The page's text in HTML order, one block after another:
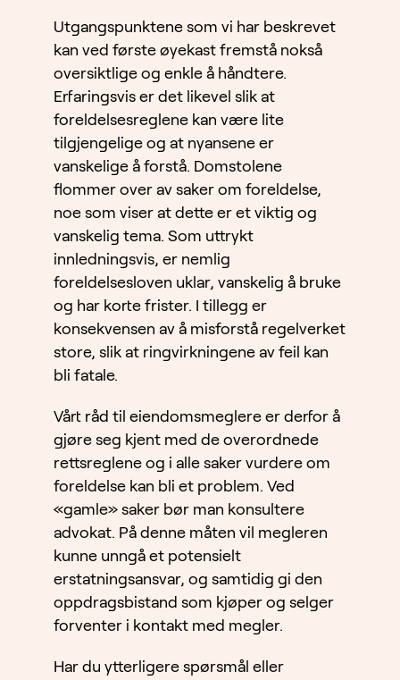
Utgangspunktene som vi har beskrevet
kan ved første øyekast fremstå nokså
oversiktlige og enkle å håndtere.
Erfaringsvis er det likevel slik at
foreldelsesreglene kan være lite
tilgjengelige og at nyansene er
vanskelige å forstå. Domstolene
flommer over av saker om foreldelse,
noe som viser at dette er et viktig og
vanskelig tema. Som uttrykt
innledningsvis, er nemlig
foreldelsesloven uklar, vanskelig å bruke
og har korte frister. I tillegg er
konsekvensen av å misforstå regelverket
store, slik at ringvirkningene av feil kan
bli fatale.
Vårt råd til eiendomsmeglere er derfor å
gjøre seg kjent med de overordnede
rettsreglene og i alle saker vurdere om
foreldelse kan bli et problem. Ved
«gamle» saker bør man konsultere
advokat. På denne måten vil megleren
kunne unngå et potensielt
erstatningsansvar, og samtidig gi den
oppdragsbistand som kjøper og selger
forventer i kontakt med megler.
Har du ytterligere spørsmål eller